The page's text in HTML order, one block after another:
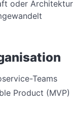
oder Architektur
Teams
Product (MVP)